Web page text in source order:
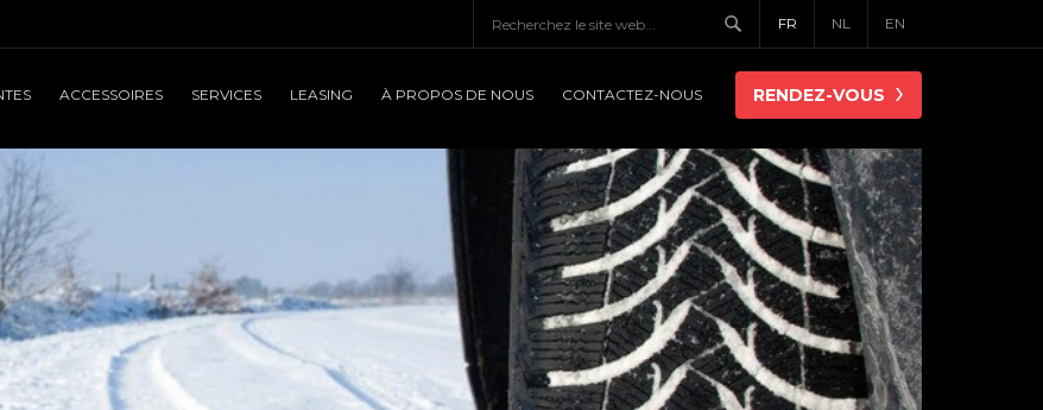
FR NL EN
ACCESSOIRES SERVICES LEASING À PROPOS DE NOUS CONTACTEZ-NOUS RENDEZ-VOUS